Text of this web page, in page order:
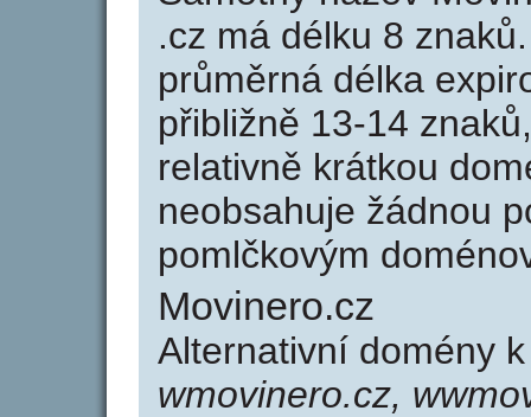
.cz má délku 8
průměrná délka
přibližně 13-14
relativně krátkou
neobsahuje žádnou
pomlčkovým
Movinero.cz
Alternativní domény
wmovinero.cz,